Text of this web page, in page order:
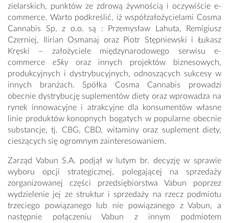
zielarskich, punktów ze zdrową żywnością i oczywiście e-
commerce. Warto podkreślić, iż współzałożycielami Cosma
Cannabis Sp. z o.o. są : Przemysław Lahuta, Remigiusz
Czerniej, Ilirian Osmanaj oraz Piotr Stępniewski i Łukasz
Kręski – założyciele międzynarodowego serwisu e-
commerce eSky oraz innych projektów biznesowych,
produkcyjnych i dystrybucyjnych, odnoszących sukcesy w
innych branżach. Spółka Cosma Cannabis prowadzi
obecnie dystrybucję suplementów diety oraz wprowadza na
rynek innowacyjne i atrakcyjne dla konsumentów własne
linie produktów konopnych bogatych w popularne obecnie
substancje, tj. CBG, CBD, witaminy oraz suplement diety,
cieszących się ogromnym zainteresowaniem.
Zarząd Vabun S.A. podjął w lutym br. decyzję w sprawie
wyboru opcji strategicznej, polegającej na sprzedaży
zorganizowanej części przedsiębiorstwa Vabun poprzez
wydzielenie jej ze struktur i sprzedaży na rzecz podmiotu
trzeciego powiązanego lub nie powiązanego z Vabun, a
następnie połączeniu Vabun z innym podmiotem